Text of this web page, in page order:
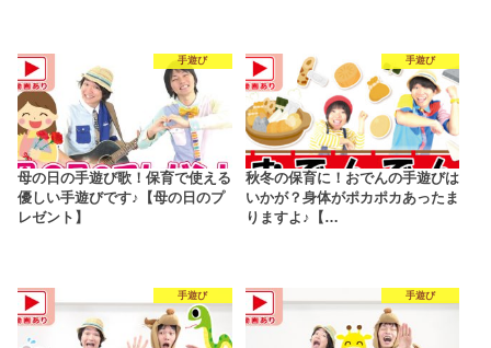
手遊び
母の日の手遊び歌！保育で使える
優しい手遊びです♪【母の日のプ
レゼント】
手遊び
秋冬の保育に！おでんの手遊びは
いかが？身体がポカポカあったま
りますよ♪【…
手遊び 手遊び